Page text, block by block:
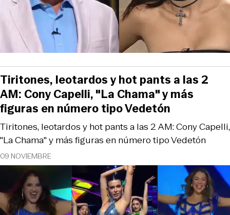
09 NOVIEMBRE
Tiritones, leotardos y hot pants a las 2 AM: Cony Capelli,
"La Chama" y más figuras en número tipo Vedetón
Tiritones, leotardos y hot pants a las 2
AM: Cony Capelli, "La Chama" y más
figuras en número tipo Vedetón